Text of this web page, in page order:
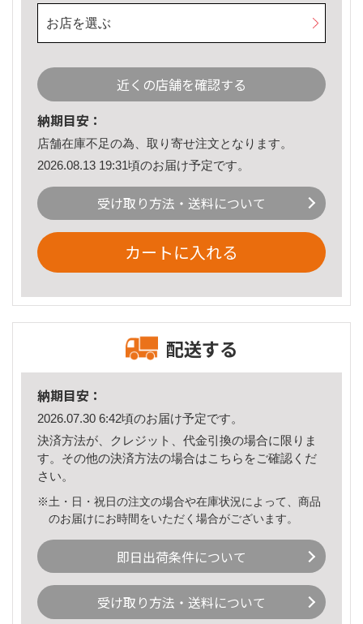
お店を選ぶ
近くの店舗を確認する
納期目安：
店舗在庫不足の為、取り寄せ注文となります。
2026.08.13 19:31頃のお届け予定です。
受け取り方法・送料について
カートに入れる
配送する
納期目安：
2026.07.30 6:42頃のお届け予定です。
決済方法が、クレジット、代金引換の場合に限りま
す。その他の決済方法の場合はこちら をご確認くだ
さい。
※土・日・祝日の注文の場合や在庫状況によって、商品
のお届けにお時間をいただく場合がございます。
即日出荷条件について
受け取り方法・送料について